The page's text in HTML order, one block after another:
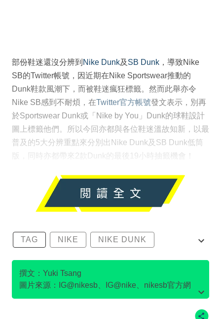
部份鞋迷還沒分辨到 Nike Dunk及 SB Dunk ，導致Nike
SB的Twitter帳號，因近期在Nike Sportswear推動的
Dunk鞋款風潮下，而被鞋迷瘋狂標籤。然而此舉亦令
Nike SB感到不耐煩，在Twitter官方帳號發文表示，別再
於Sportswear Dunk或「Nike by You」Dunk的球鞋設計
圖上標籤他們。所以今回亦都與各位鞋迷溫故知新，以最
普及的5大分辨重點來分別出Nike Dunk及SB Dunk低筒
版，同時亦都帶來2款Dunk的最後19小時抽籤機會！
TAG NIKE NIKE DUNK
SB DUNK
撰文：Yuki Tsang
圖片來源：IG@nikesb、IG@nike、nikesb官方網
站、Twitter@nikesb截圖、nike官方網站、